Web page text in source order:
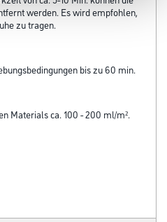
werden. Es wird empfohlen,
zu tragen.
bis zu 60 min.
Materials ca. 100 - 200 ml/m².